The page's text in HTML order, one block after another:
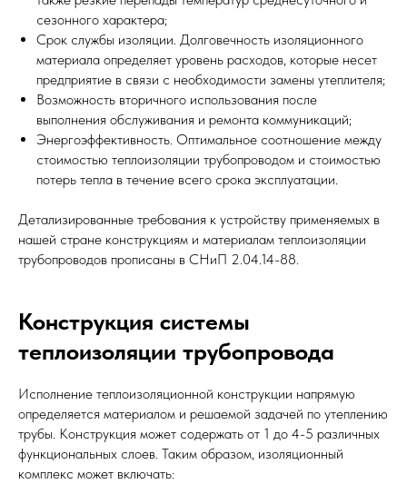
сезонного характера;
Срок службы изоляции. Долговечность изоляционного
материала определяет уровень расходов, которые несет
предприятие в связи с необходимости замены утеплителя;
Возможность вторичного использования после
выполнения обслуживания и ремонта коммуникаций;
Энергоэффективность. Оптимальное соотношение между
стоимостью теплоизоляции трубопроводом и стоимостью
потерь тепла в течение всего срока эксплуатации.
Детализированные требования к устройству применяемых в
нашей стране конструкциям и материалам теплоизоляции
трубопроводов прописаны в СНиП 2.04.14-88.
Конструкция системы
теплоизоляции трубопровода
Исполнение теплоизоляционной конструкции напрямую
определяется материалом и решаемой задачей по утеплению
трубы. Конструкция может содержать от 1 до 4-5 различных
функциональных слоев. Таким образом, изоляционный
комплекс может включать: